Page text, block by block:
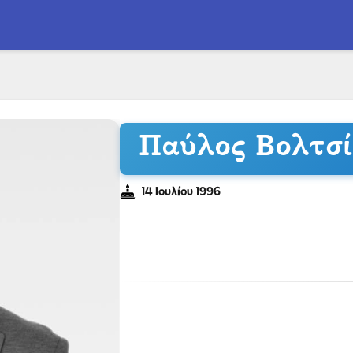
Παύλος
14 Ιουλίου 1996